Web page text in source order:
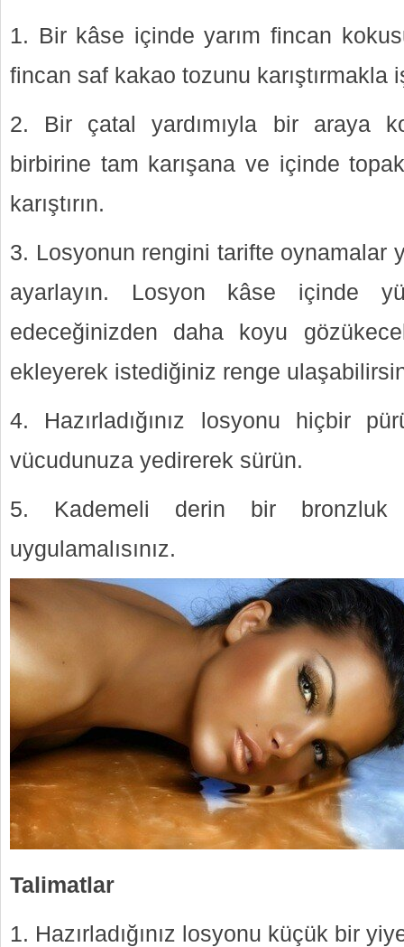
1. Bir kâse içinde yarım fincan
fincan saf kakao tozunu karıştırmakla
2. Bir çatal yardımıyla bir araya
birbirine tam karışana ve içinde
karıştırın.
3. Losyonun rengini tarifte oynamalar
ayarlayın. Losyon kâse içinde
edeceğinizden daha koyu
ekleyerek istediğiniz renge
4. Hazırladığınız losyonu hiçbir
vücudunuza yedirerek sürün.
5. Kademeli derin bir bronzluk
uygulamalısınız.
Talimatlar
1. Hazırladığınız losyonu küçük bir